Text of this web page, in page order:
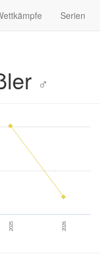
Serien
♂
2025 2026